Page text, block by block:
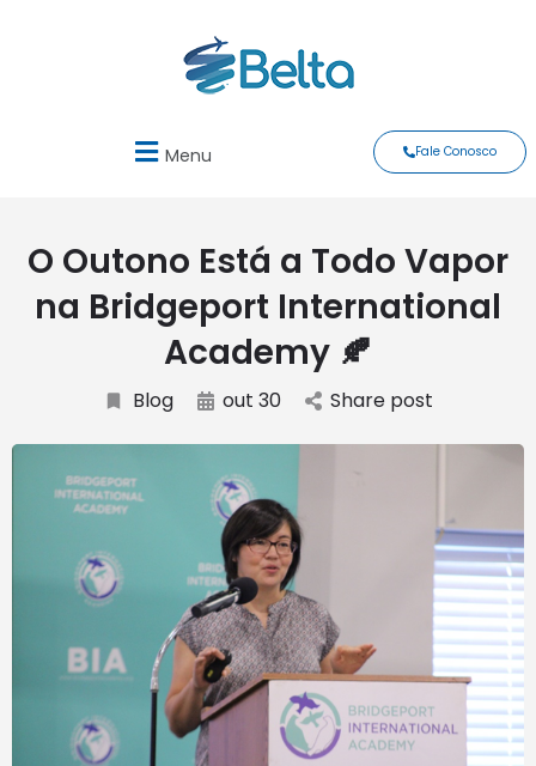
Menu Fale Conosco
O Outono Está a Todo Vapor
na Bridgeport International
Academy 🍂
Blog out 30 Share post